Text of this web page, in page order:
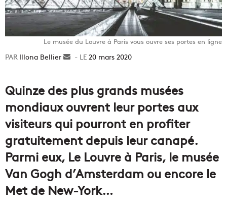
Le musée du Louvre à Paris vous ouvre ses portes en ligne
Illona Bellier
Envoyer20 mars 2020
Quinze des plus grands musées
mondiaux ouvrent leur portes aux
visiteurs qui pourront en profiter
gratuitement depuis leur canapé.
Parmi eux, Le Louvre à Paris, le musée
Van Gogh d’Amsterdam ou encore le
Met de New-York…